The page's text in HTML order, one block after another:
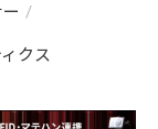
クス